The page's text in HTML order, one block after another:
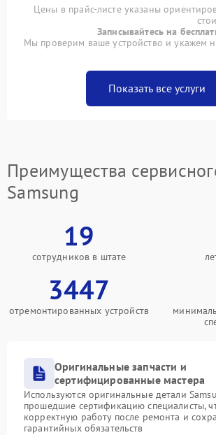
Цены в прайс-листе указаны
Записывайтесь на
Мы проверим ваше устройство и укажем
Показать все услуги
Преимущества
Samsung
19
сотрудников в штате
3447
отремонтированных устройств
Оригинальные запчасти и
сертифицированные мастера
Используются оригинальные детали
прошедшие сертификацию специалисты,
корректную работу после ремонта и
гарантийных обязательств